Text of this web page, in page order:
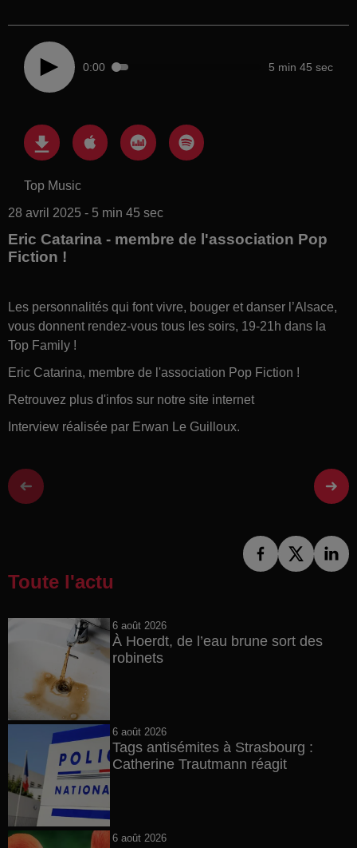
0:00 5 min 45 sec
Top Music
28 avril 2025 - 5 min 45 sec
Eric Catarina - membre de l'association Pop
Fiction !
Les personnalités qui font vivre, bouger et danser l’Alsace,
vous donnent rendez-vous tous les soirs, 19-21h dans la
Top Family !
Eric Catarina, membre de l'association Pop Fiction !
Retrouvez plus d'infos sur notre site internet
Interview réalisée par Erwan Le Guilloux.
Toute l'actu
6 août 2026
À Hoerdt, de l’eau brune sort des
robinets
6 août 2026
Tags antisémites à Strasbourg :
Catherine Trautmann réagit
6 août 2026